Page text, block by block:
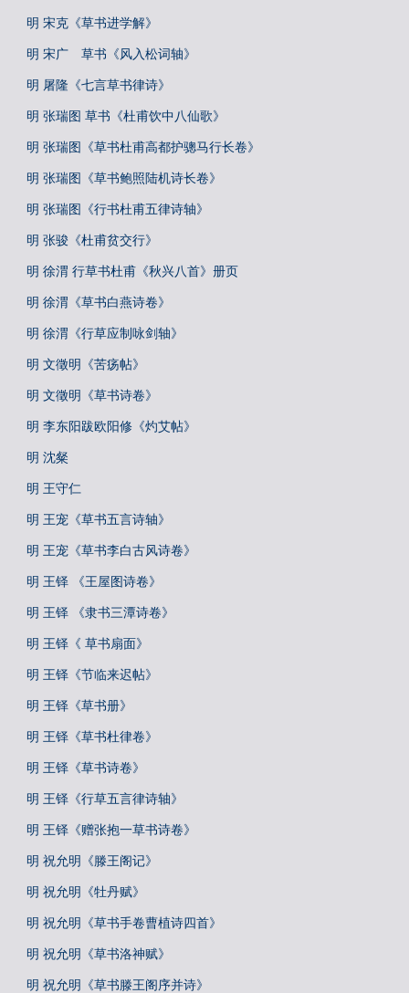
明 宋克《草书进学解》
明 宋广 草书《风入松词轴》
明 屠隆《七言草书律诗》
明 张瑞图 草书《杜甫饮中八仙歌》
明 张瑞图《草书杜甫高都护骢马行长卷》
明 张瑞图《草书鲍照陆机诗长卷》
明 张瑞图《行书杜甫五律诗轴》
明 张骏《杜甫贫交行》
明 徐渭 行草书杜甫《秋兴八首》册页
明 徐渭《草书白燕诗卷》
明 徐渭《行草应制咏剑轴》
明 文徵明《苦疡帖》
明 文徵明《草书诗卷》
明 李东阳跋欧阳修《灼艾帖》
明 沈粲
明 王守仁
明 王宠《草书五言诗轴》
明 王宠《草书李白古风诗卷》
明 王铎 《王屋图诗卷》
明 王铎 《隶书三潭诗卷》
明 王铎《 草书扇面》
明 王铎《节临来迟帖》
明 王铎《草书册》
明 王铎《草书杜律卷》
明 王铎《草书诗卷》
明 王铎《行草五言律诗轴》
明 王铎《赠张抱一草书诗卷》
明 祝允明《滕王阁记》
明 祝允明《牡丹赋》
明 祝允明《草书手卷曹植诗四首》
明 祝允明《草书洛神赋》
明 祝允明《草书滕王阁序并诗》